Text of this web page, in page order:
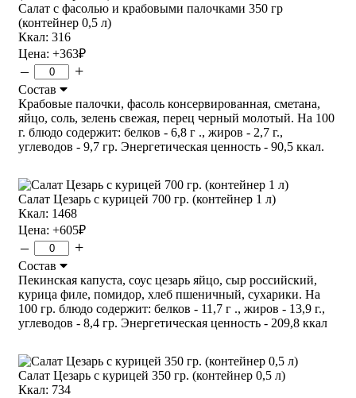
Салат с фасолью и крабовыми палочками 350 гр
(контейнер 0,5 л)
Ккал: 316
Цена: +363₽
– +
Состав
Крабовые палочки, фасоль консервированная, сметана,
яйцо, соль, зелень свежая, перец черный молотый. На 100
г. блюдо содержит: белков - 6,8 г ., жиров - 2,7 г.,
углеводов - 9,7 гр. Энергетическая ценность - 90,5 ккал.
Салат Цезарь с курицей 700 гр. (контейнер 1 л)
Ккал: 1468
Цена: +605₽
– +
Состав
Пекинская капуста, соус цезарь яйцо, сыр российский,
курица филе, помидор, хлеб пшеничный, сухарики. На
100 гр. блюдо содержит: белков - 11,7 г ., жиров - 13,9 г.,
углеводов - 8,4 гр. Энергетическая ценность - 209,8 ккал
Салат Цезарь с курицей 350 гр. (контейнер 0,5 л)
Ккал: 734